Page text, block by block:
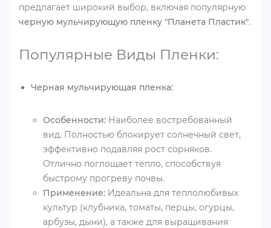
предлагает широкий выбор, включая популярную
черную мульчирующую пленку "Планета Пластик".
Популярные Виды Пленки:
Черная мульчирующая пленка:
Особенности: Наиболее востребованный
вид. Полностью блокирует солнечный свет,
эффективно подавляя рост сорняков.
Отлично поглощает тепло, способствуя
быстрому прогреву почвы.
Применение: Идеальна для теплолюбивых
культур (клубника, томаты, перцы, огурцы,
арбузы, дыни), а также для выращивания